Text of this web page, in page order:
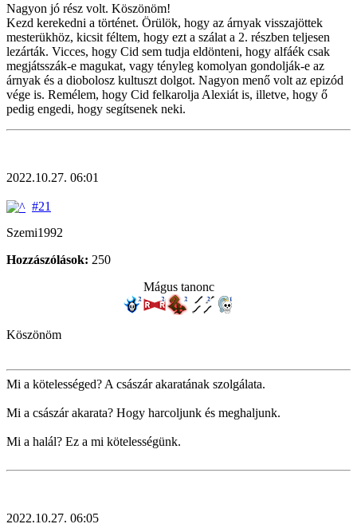
Nagyon jó rész volt. Köszönöm!
Kezd kerekedni a történet. Örülök, hogy az árnyak visszajöttek
mesterükhöz, kicsit féltem, hogy ezt a szálat a 2. részben teljesen
lezárták. Vicces, hogy Cid sem tudja eldönteni, hogy alfáék csak
megjátsszák-e magukat, vagy tényleg komolyan gondolják-e az
árnyak és a diobolosz kultuszt dolgot. Nagyon menő volt az epizód
vége is. Remélem, hogy Cid felkarolja Alexiát is, illetve, hogy ő
pedig engedi, hogy segítsenek neki.
2022.10.27. 06:01
#21
Szemi1992
Hozzászólások: 250
Mágus tanonc
Köszönöm
Mi a kötelességed? A császár akaratának szolgálata.
Mi a császár akarata? Hogy harcoljunk és meghaljunk.
Mi a halál? Ez a mi kötelességünk.
2022.10.27. 06:05